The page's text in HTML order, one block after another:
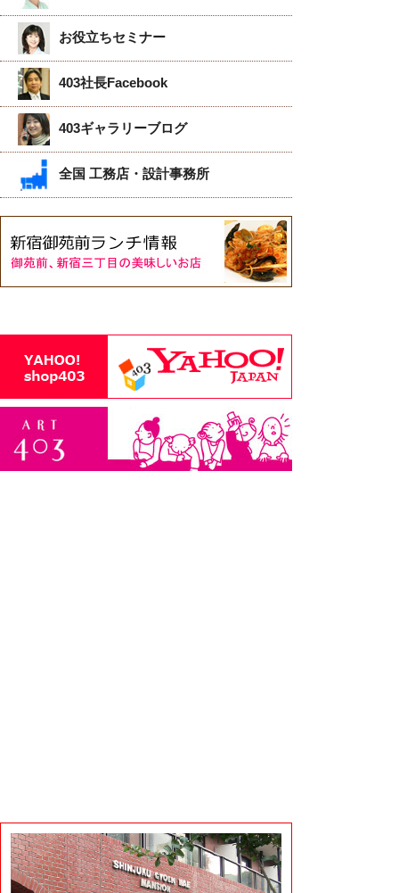
お役立ちセミナー
403社長Facebook
403ギャラリーブログ
全国 工務店・設計事務所